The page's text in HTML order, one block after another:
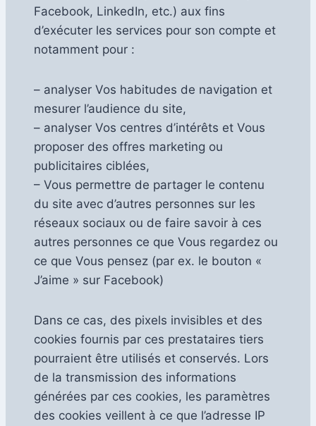
Facebook, LinkedIn, etc.) aux fins
d’exécuter les services pour son compte et
notamment pour :
– analyser Vos habitudes de navigation et
mesurer l’audience du site,
– analyser Vos centres d’intérêts et Vous
proposer des offres marketing ou
publicitaires ciblées,
– Vous permettre de partager le contenu
du site avec d’autres personnes sur les
réseaux sociaux ou de faire savoir à ces
autres personnes ce que Vous regardez ou
ce que Vous pensez (par ex. le bouton «
J’aime » sur Facebook)
Dans ce cas, des pixels invisibles et des
cookies fournis par ces prestataires tiers
pourraient être utilisés et conservés. Lors
de la transmission des informations
générées par ces cookies, les paramètres
des cookies veillent à ce que l’adresse IP